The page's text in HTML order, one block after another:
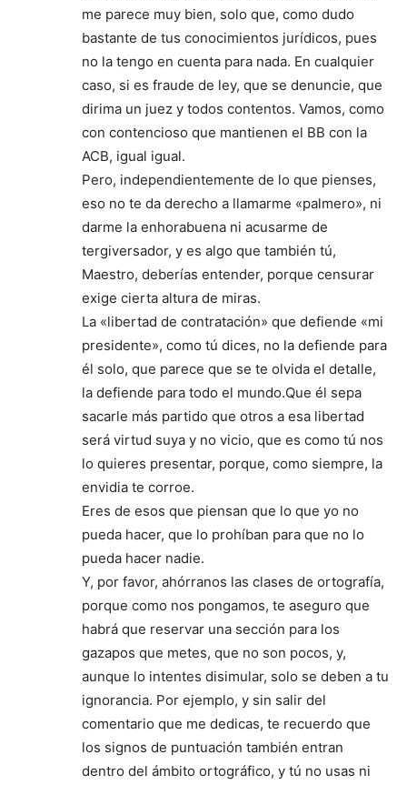
me parece muy bien, solo que, como dudo
bastante de tus conocimientos jurídicos, pues
no la tengo en cuenta para nada. En cualquier
caso, si es fraude de ley, que se denuncie, que
dirima un juez y todos contentos. Vamos, como
con contencioso que mantienen el BB con la
ACB, igual igual.
Pero, independientemente de lo que pienses,
eso no te da derecho a llamarme «palmero», ni
darme la enhorabuena ni acusarme de
tergiversador, y es algo que también tú,
Maestro, deberías entender, porque censurar
exige cierta altura de miras.
La «libertad de contratación» que defiende «mi
presidente», como tú dices, no la defiende para
él solo, que parece que se te olvida el detalle,
la defiende para todo el mundo.Que él sepa
sacarle más partido que otros a esa libertad
será virtud suya y no vicio, que es como tú nos
lo quieres presentar, porque, como siempre, la
envidia te corroe.
Eres de esos que piensan que lo que yo no
pueda hacer, que lo prohíban para que no lo
pueda hacer nadie.
Y, por favor, ahórranos las clases de ortografía,
porque como nos pongamos, te aseguro que
habrá que reservar una sección para los
gazapos que metes, que no son pocos, y,
aunque lo intentes disimular, solo se deben a tu
ignorancia. Por ejemplo, y sin salir del
comentario que me dedicas, te recuerdo que
los signos de puntuación también entran
dentro del ámbito ortográfico, y tú no usas ni